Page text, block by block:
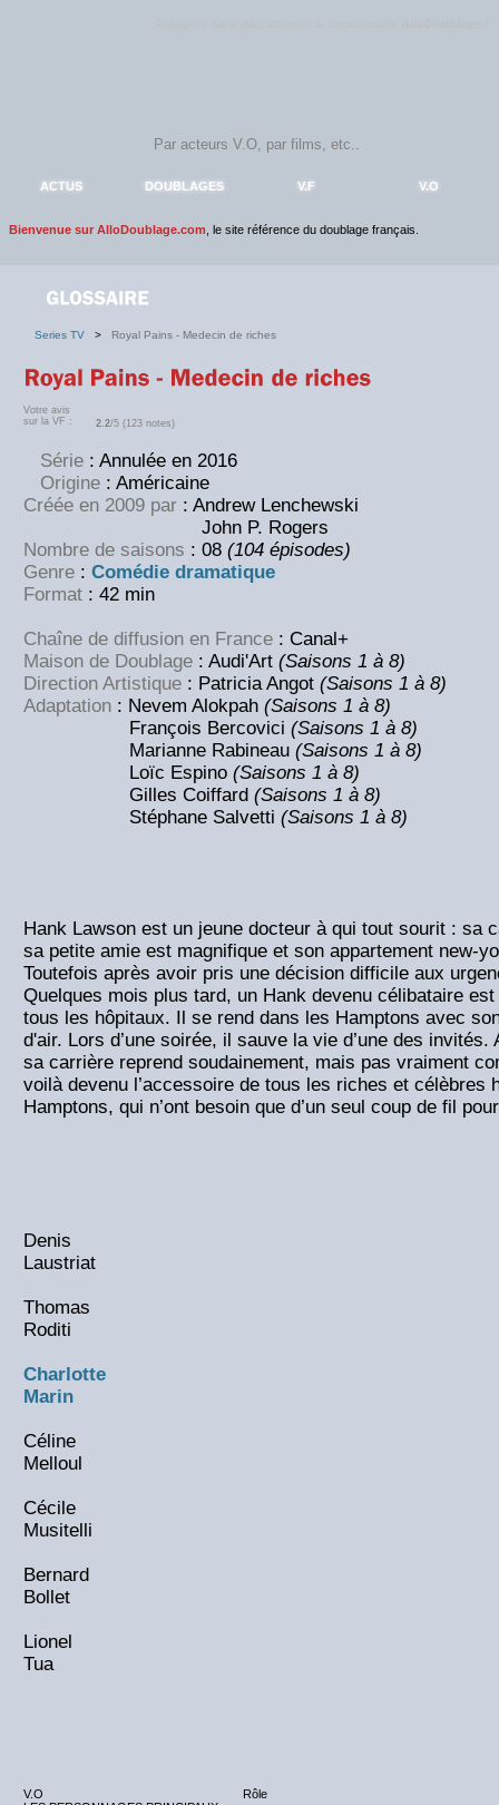
ACTUS DOUBLAGES V.F V.O
Bienvenue sur AlloDoublage.com , le site référence du doublage français.
Series TV > Royal Pains - Medecin de riches
Votre avis
sur la VF :
2.2/5 (123 notes)
Série : Annulée en 2016
Origine : Américaine
Créée en 2009 par : Andrew Lenchewski
John P. Rogers
Nombre de saisons : 08 (104 épisodes)
Genre : Comédie dramatique
Format : 42 min
Chaîne de diffusion en France : Canal+
Maison de Doublage : Audi'Art (Saisons 1 à 8)
Direction Artistique : Patricia Angot (Saisons 1 à 8)
Adaptation : Nevem Alokpah (Saisons 1 à 8)
François Bercovici (Saisons 1 à 8)
Marianne Rabineau (Saisons 1 à 8)
Loïc Espino (Saisons 1 à 8)
Gilles Coiffard (Saisons 1 à 8)
Stéphane Salvetti (Saisons 1 à 8)
Hank Lawson est un jeune docteur à qui tout sourit : sa
sa petite amie est magnifique et son appartement new-
Toutefois après avoir pris une décision difficile aux
Quelques mois plus tard, un Hank devenu célibataire
tous les hôpitaux. Il se rend dans les Hamptons avec
d'air. Lors d’une soirée, il sauve la vie d’une des
sa carrière reprend soudainement, mais pas vraiment
voilà devenu l’accessoire de tous les riches et célèbres
Hamptons, qui n’ont besoin que d’un seul coup de fil
Denis
Laustriat
Thomas
Roditi
Charlotte
Marin
Céline
Melloul
Cécile
Musitelli
Bernard
Bollet
Lionel
Tua
V.O
Rôle